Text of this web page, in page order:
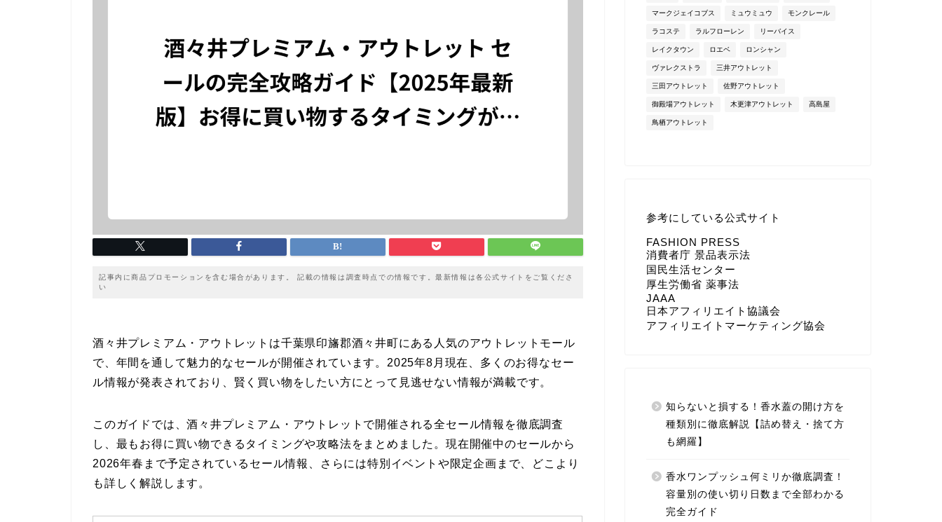
記事内に商品プロモーションを含む場合があります。 記載の情報は調査時点での情報です。最新情報は各公式サイトをご覧くださ
い
酒々井プレミアム・アウトレットは千葉県印旛郡酒々井町にある人気のアウトレットモール
で、年間を通して魅力的なセールが開催されています。2025年8月現在、多くのお得なセー
ル情報が発表されており、賢く買い物をしたい方にとって見逃せない情報が満載です。
このガイドでは、酒々井プレミアム・アウトレットで開催される全セール情報を徹底調査
し、最もお得に買い物できるタイミングや攻略法をまとめました。現在開催中のセールから
2026年春まで予定されているセール情報、さらには特別イベントや限定企画まで、どこより
も詳しく解説します。
マークジェイコブス ミュウミュウ モンクレール
ラコステ ラルフローレン リーバイス
レイクタウン ロエベ ロンシャン
ヴァレクストラ 三井アウトレット
三田アウトレット 佐野アウトレット
御殿場アウトレット 木更津アウトレット 高島屋
鳥栖アウトレット
参考にしている公式サイト
FASHION PRESS
消費者庁 景品表示法
国民生活センター
厚生労働省 薬事法
JAAA
日本アフィリエイト協議会
アフィリエイトマーケティング協会
知らないと損する！香水蓋の開け方を
種類別に徹底解説【詰め替え・捨て方
も網羅】
香水ワンプッシュ何ミリか徹底調査！
容量別の使い切り日数まで全部わかる
完全ガイド